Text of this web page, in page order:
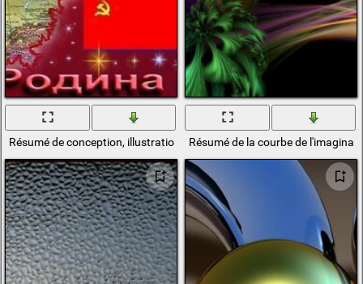
Résumé de conception, illustration créativeRésumé de la courbe de